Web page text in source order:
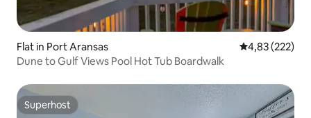
Flat in Port Aransas Gemiddelde
4,83 (222)
Dune to Gulf Views Pool Hot Tub Boardwalk
Superhost
Superhost